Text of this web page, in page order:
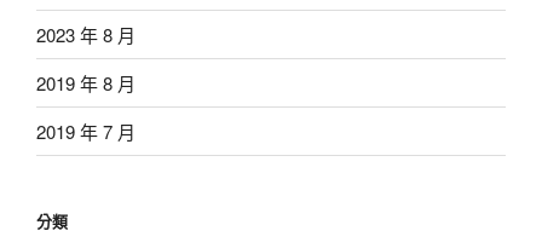
2023 年 8 月
2019 年 8 月
2019 年 7 月
分類